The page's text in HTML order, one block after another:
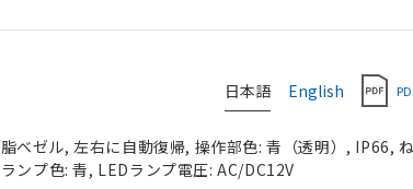
日本語 English
ベゼル, 左右に自動復帰, 操作部色: 青（透明）, IP66,
ンプ色: 青, LEDランプ電圧: AC/DC12V